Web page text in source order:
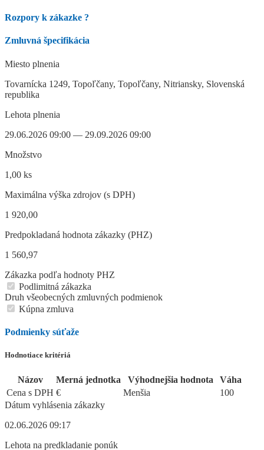
Rozpory k zákazke ?
Zmluvná špecifikácia
Miesto plnenia
Tovarnícka 1249, Topoľčany, Topoľčany, Nitriansky, Slovenská
republika
Lehota plnenia
29.06.2026 09:00 — 29.09.2026 09:00
Množstvo
1,00 ks
Maximálna výška zdrojov (s DPH)
1 920,00
Predpokladaná hodnota zákazky (PHZ)
1 560,97
Zákazka podľa hodnoty PHZ
Podlimitná zákazka
Druh všeobecných zmluvných podmienok
Kúpna zmluva
Podmienky súťaže
Hodnotiace kritériá
Názov Merná jednotka Výhodnejšia hodnota
Váha
Cena s DPH € Menšia
100
Dátum vyhlásenia zákazky
02.06.2026 09:17
Lehota na predkladanie ponúk